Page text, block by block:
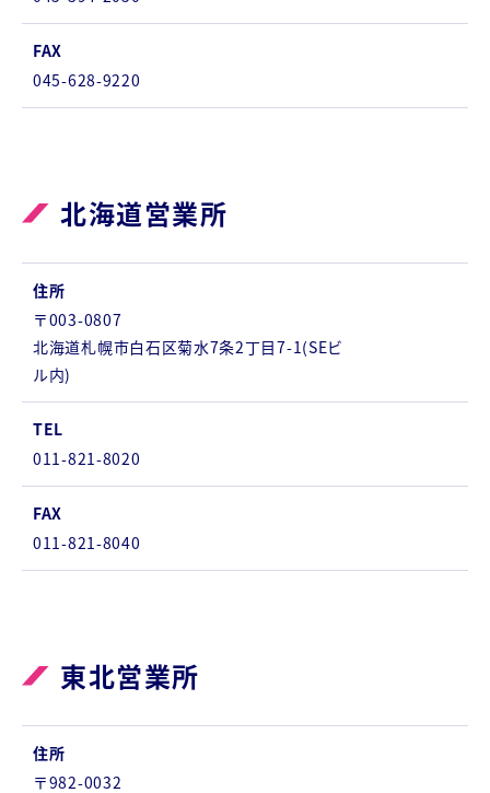
FAX
045-628-9220
北海道営業所
住所
〒003-0807
北海道札幌市白石区菊水7条2丁目7-1(SEビ
ル内)
TEL
011-821-8020
FAX
011-821-8040
東北営業所
住所
〒982-0032